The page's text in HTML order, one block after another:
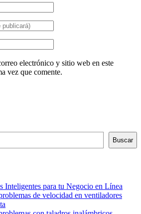
electrónico y sitio web en este
vez que comente.
Buscar
Inteligentes para tu Negocio en Línea
de velocidad en ventiladores